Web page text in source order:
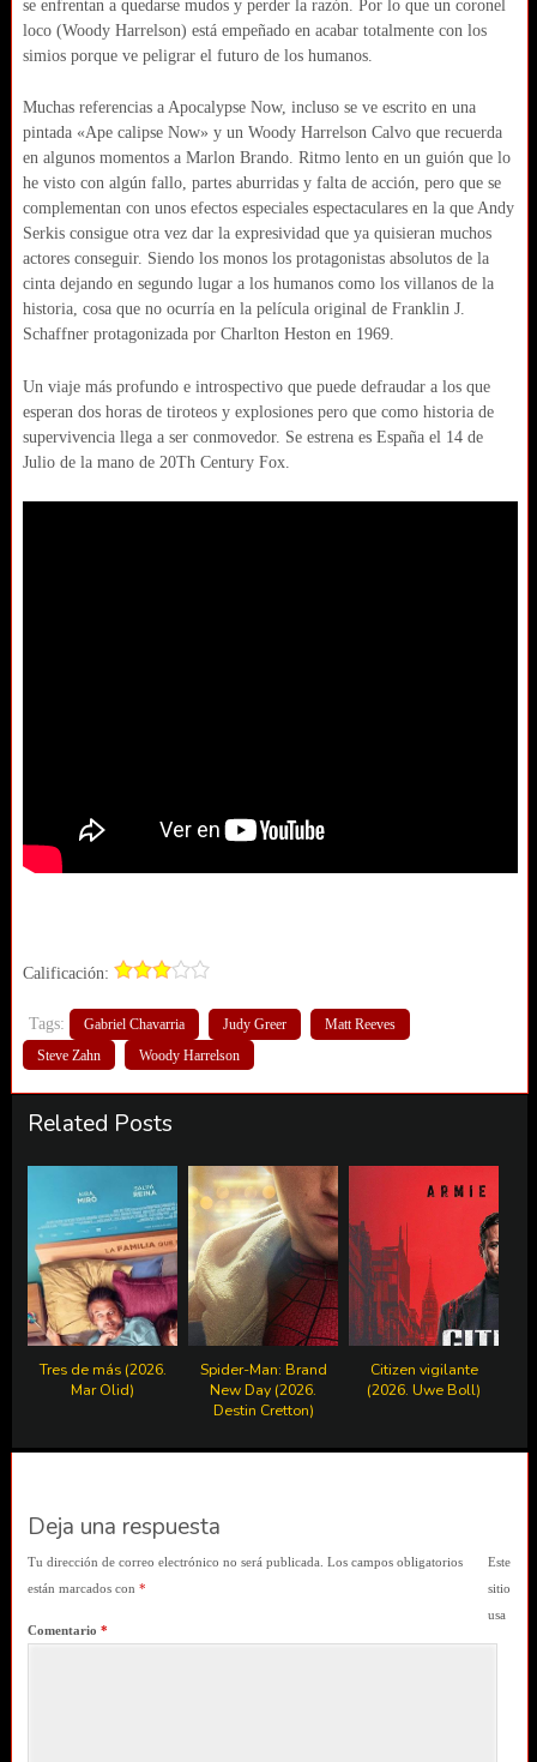
se enfrentan a quedarse mudos y perder la razón. Por lo que un coronel
loco (Woody Harrelson) está empeñado en acabar totalmente con los
simios porque ve peligrar el futuro de los humanos.
Muchas referencias a Apocalypse Now, incluso se ve escrito en una
pintada «Ape calipse Now» y un Woody Harrelson Calvo que recuerda
en algunos momentos a Marlon Brando. Ritmo lento en un guión que lo
he visto con algún fallo, partes aburridas y falta de acción, pero que se
complementan con unos efectos especiales espectaculares en la que Andy
Serkis consigue otra vez dar la expresividad que ya quisieran muchos
actores conseguir. Siendo los monos los protagonistas absolutos de la
cinta dejando en segundo lugar a los humanos como los villanos de la
historia, cosa que no ocurría en la película original de Franklin J.
Schaffner protagonizada por Charlton Heston en 1969.
Un viaje más profundo e introspectivo que puede defraudar a los que
esperan dos horas de tiroteos y explosiones pero que como historia de
supervivencia llega a ser conmovedor. Se estrena es España el 14 de
Julio de la mano de 20Th Century Fox.
Calificación:
Tags: Gabriel Chavarria Judy Greer
Matt Reeves
Steve Zahn
Woody Harrelson
Related Posts
Tres de más (2026.
Mar Olid)
Spider-Man: Brand
New Day (2026.
Destin Cretton)
Citizen vigilante
(2026. Uwe Boll)
Deja una respuesta
Tu dirección de correo electrónico no será publicada. Los campos obligatorios
están marcados con *
Comentario *
Este
sitio
usa